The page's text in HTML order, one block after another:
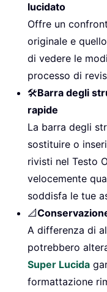
lucidato
Offre un
originale e
di vedere le
processo di
🛠️Barra degli
rapide
La barra degli
sostituire o
rivisti nel Testo
velocemente
soddisfa le tue
📐
A differenza di
potrebbero
Super Lucida
formattazione